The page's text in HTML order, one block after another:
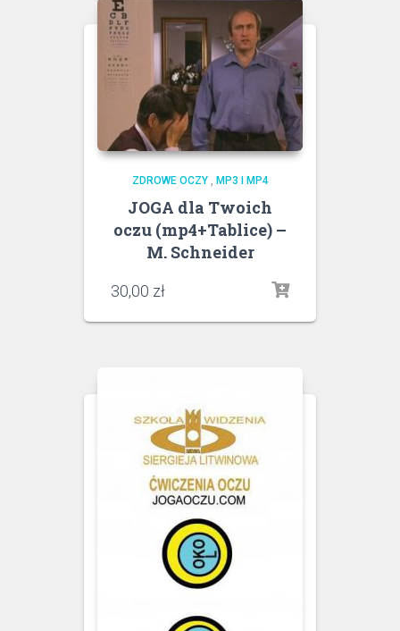
ZDROWE OCZY, MP3 I MP4
JOGA dla Twoich
oczu (mp4+Tablice) –
M. Schneider
30,00 zł